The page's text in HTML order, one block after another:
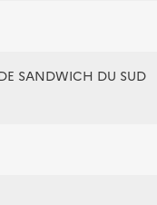
SANDWICH DU SUD